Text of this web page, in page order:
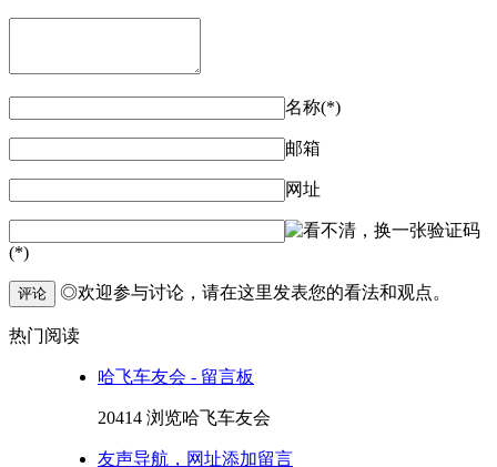
名称(*)
邮箱
网址
验证码
(*)
评论 ◎欢迎参与讨论，请在这里发表您的看法和观点。
热门阅读
哈飞车友会 - 留言板
20414 浏览哈飞车友会
友声导航，网址添加留言